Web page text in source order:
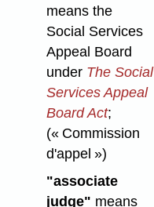
means the
Social Services
Appeal Board
under The Social
Services Appeal
Board Act;
(« Commission
d'appel »)
"associate
judge" means